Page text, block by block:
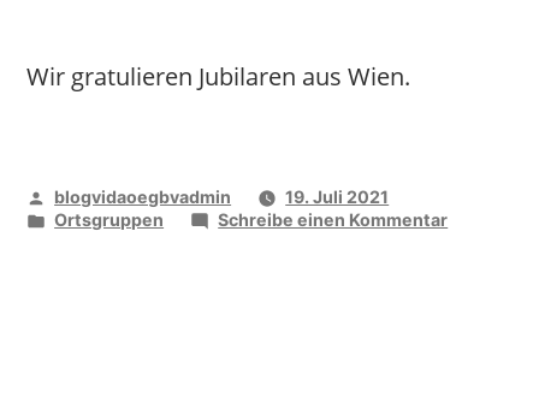
Wir gratulieren Jubilaren aus Wien.
Veröffentlicht
von
blogvidaoegbvadmin
19. Juli 2021
Veröffentlicht
Ortsgruppen Schreibe einen Kommentarzu